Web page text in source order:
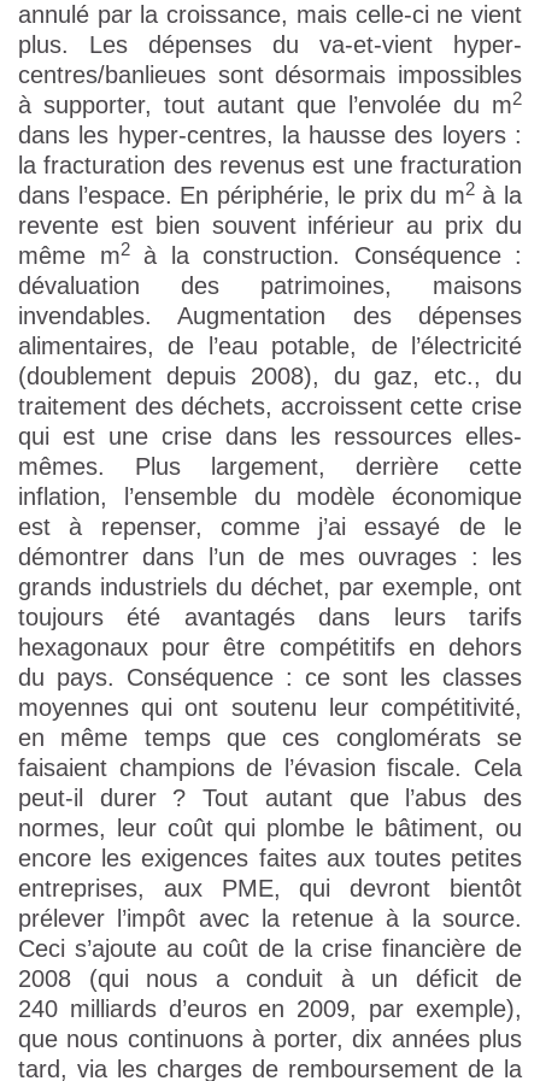
annulé par la croissance, mais celle-ci ne vient
plus. Les dépenses du va-et-vient hyper-
centres/banlieues sont désormais impossibles
à supporter, tout autant que l’envolée du m2
dans les hyper-centres, la hausse des loyers :
la fracturation des revenus est une fracturation
dans l’espace. En périphérie, le prix du m2à la
revente est bien souvent inférieur au prix du
même m2à la construction. Conséquence :
dévaluation des patrimoines, maisons
invendables. Augmentation des dépenses
alimentaires, de l’eau potable, de l’électricité
(doublement depuis 2008), du gaz, etc., du
traitement des déchets, accroissent cette crise
qui est une crise dans les ressources elles-
mêmes. Plus largement, derrière cette
inflation, l’ensemble du modèle économique
est à repenser, comme j’ai essayé de le
démontrer dans l’un de mes ouvrages : les
grands industriels du déchet, par exemple, ont
toujours été avantagés dans leurs tarifs
hexagonaux pour être compétitifs en dehors
du pays. Conséquence : ce sont les classes
moyennes qui ont soutenu leur compétitivité,
en même temps que ces conglomérats se
faisaient champions de l’évasion fiscale. Cela
peut-il durer ? Tout autant que l’abus des
normes, leur coût qui plombe le bâtiment, ou
encore les exigences faites aux toutes petites
entreprises, aux PME, qui devront bientôt
prélever l’impôt avec la retenue à la source.
Ceci s’ajoute au coût de la crise financière de
2008 (qui nous a conduit à un déficit de
240 milliards d’euros en 2009, par exemple),
que nous continuons à porter, dix années plus
tard, via les charges de remboursement de la